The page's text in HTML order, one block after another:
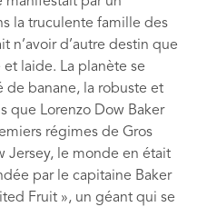
la truculente famille des
n’avoir d’autre destin que
laide. La planète se
de banane, la robuste et
que Lorenzo Dow Baker
régimes de Gros
Jersey, le monde en était
par le capitaine Baker
Fruit », un géant qui se